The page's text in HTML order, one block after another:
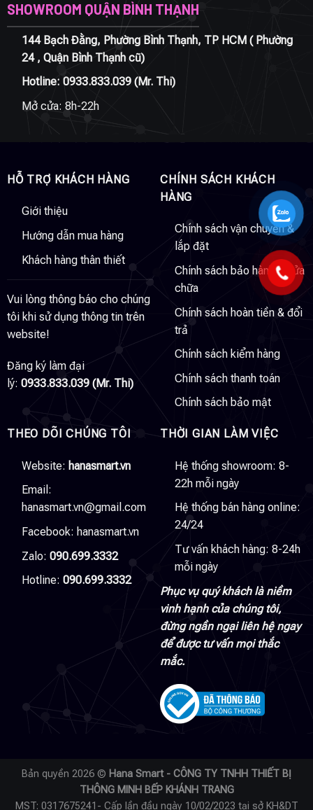
SHOWROOM QUẬN BÌNH THẠNH
144 Bạch Đằng, Phường Bình Thạnh, TP HCM ( Phường
24 , Quận Bình Thạnh cũ)
Hotline: 0933.833.039(Mr. Thi)
Mở cửa: 8h-22h
HỖ TRỢ KHÁCH HÀNG
Giới thiệu
Hướng dẫn mua hàng
Khách hàng thân thiết
Vui lòng thông báo cho chúng
tôi khi sử dụng thông tin trên
website!
Đăng ký làm đại
lý: 0933.833.039 (Mr. Thi)
CHÍNH SÁCH KHÁCH
HÀNG
Chính sách vận chuyển &
lắp đặt
Chính sách bảo hành & sửa
chữa
Chính sách hoàn tiền & đổi
trả
Chính sách kiểm hàng
Chính sách thanh toán
Chính sách bảo mật
THEO DÕI CHÚNG TÔI
Website: hanasmart.vn
Email:
hanasmart.vn@gmail.com
Facebook: hanasmart.vn
Zalo: 090.699.3332
Hotline: 090.699.3332
THỜI GIAN LÀM VIỆC
Hệ thống showroom: 8-
22h mỗi ngày
Hệ thống bán hàng online:
24/24
Tư vấn khách hàng: 8-24h
mỗi ngày
Phục vụ quý khách là niềm
vinh hạnh của chúng tôi,
đừng ngần ngại liên hệ ngay
để được tư vấn mọi thắc
mắc.
Bản quyền 2026 © Hana Smart - CÔNG TY TNHH THIẾT BỊ
THÔNG MINH BẾP KHÁNH TRANG
MST: 0317675241- Cấp lần đầu ngày 10/02/2023 tại sở KH&DT